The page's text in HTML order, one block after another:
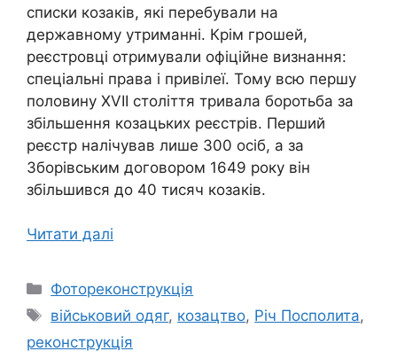
списки козаків, які перебували на
державному утриманні. Крім грошей,
реєстровці отримували офіційне визнання:
спеціальні права і привілеї. Тому всю першу
половину XVII століття тривала боротьба за
збільшення козацьких реєстрів. Перший
реєстр налічував лише 300 осіб, а за
Зборівським договором 1649 року він
збільшився до 40 тисяч козаків.
Читати далі
Категорії
Фотореконструкція
Позначки
військовий одяг, козацтво, Річ Посполита,
реконструкція